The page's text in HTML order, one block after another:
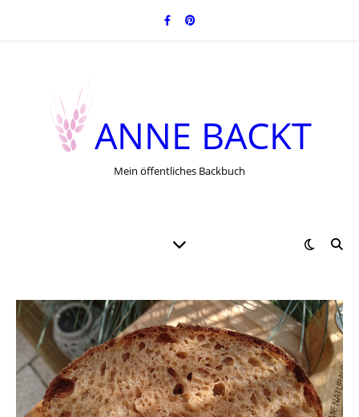
ANNE BACKT
Mein öffentliches Backbuch